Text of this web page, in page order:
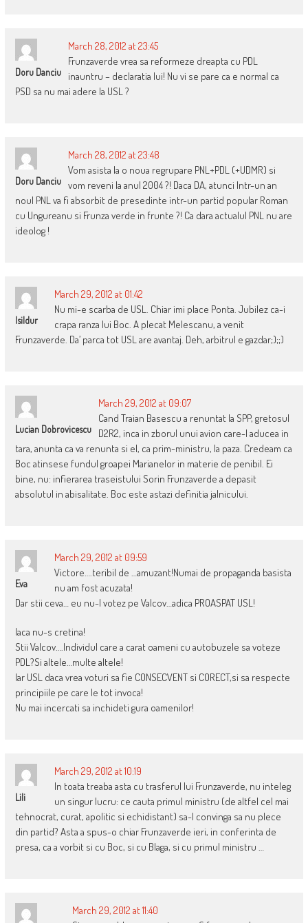
Doru Danciu
March 28, 2012 at 23:45
Frunzaverde vrea sa reformeze dreapta cu PDL
inauntru – declaratia lui! Nu vi se pare ca e normal ca
PSD sa nu mai adere la USL ?
Doru Danciu
March 28, 2012 at 23:48
Vom asista la o noua regrupare PNL+PDL (+UDMR) si
vom reveni la anul 2004 ?! Daca DA, atunci Intr-un an
noul PNL va fi absorbit de presedinte intr-un partid popular Roman
cu Ungureanu si Frunza verde in frunte ?! Ca dara actualul PNL nu are
ideolog !
Isildur
March 29, 2012 at 01:42
Nu mi-e scarba de USL. Chiar imi place Ponta. Jubilez ca-i
crapa ranza lui Boc. A plecat Melescanu, a venit
Frunzaverde. Da’ parca tot USL are avantaj. Deh, arbitrul e gazdar;);;)
Lucian Dobrovicescu
March 29, 2012 at 09:07
Cand Traian Basescu a renuntat la SPP, gretosul
D2R2, inca in zborul unui avion care-l aducea in
tara, anunta ca va renunta si el, ca prim-ministru, la paza. Credeam ca
Boc atinsese fundul groapei Marianelor in materie de penibil. Ei
bine, nu: infierarea traseistului Sorin Frunzaverde a depasit
absolutul in abisalitate. Boc este astazi definitia jalnicului.
Eva
March 29, 2012 at 09:59
Victore….teribil de …amuzant!Numai de propaganda basista
nu am fost acuzata!
Dar stii ceva… eu nu-l votez pe Valcov…adica PROASPAT USL!
Iaca nu-s cretina!
Stii Valcov….Individul care a carat oameni cu autobuzele sa voteze
PDL?Si altele…multe altele!
Iar USL daca vrea voturi sa fie CONSECVENT si CORECT,si sa respecte
principiile pe care le tot invoca!
Nu mai incercati sa inchideti gura oamenilor!
Lili
March 29, 2012 at 10:19
In toata treaba asta cu trasferul lui Frunzaverde, nu inteleg
un singur lucru: ce cauta primul ministru (de altfel cel mai
tehnocrat, curat, apolitic si echidistant) sa-l convinga sa nu plece
din partid? Asta a spus-o chiar Frunzaverde ieri, in conferinta de
presa, ca a vorbit si cu Boc, si cu Blaga, si cu primul ministru …
March 29, 2012 at 11:40